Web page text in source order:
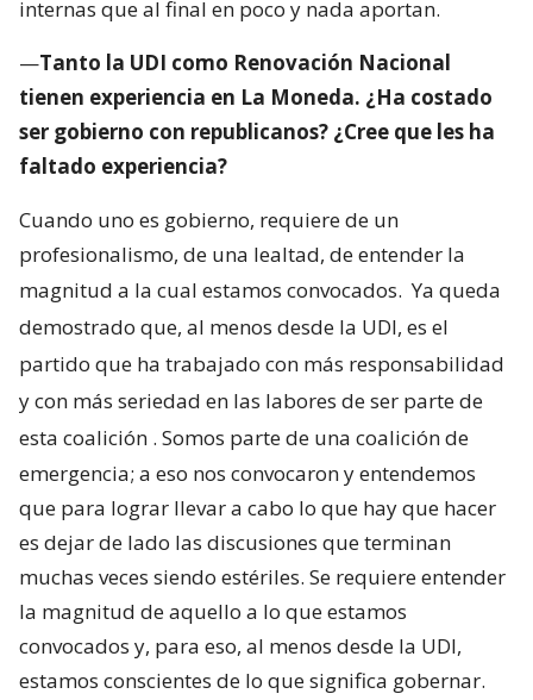
internas que al final en poco y nada aportan.
—Tanto la UDI como Renovación Nacional
tienen experiencia en La Moneda. ¿Ha costado
ser gobierno con republicanos? ¿Cree que les ha
faltado experiencia?
Cuando uno es gobierno, requiere de un
profesionalismo, de una lealtad, de entender la
magnitud a la cual estamos convocados. Ya queda
demostrado que, al menos desde la UDI, es el
partido que ha trabajado con más responsabilidad
y con más seriedad en las labores de ser parte de
esta coalición . Somos parte de una coalición de
emergencia; a eso nos convocaron y entendemos
que para lograr llevar a cabo lo que hay que hacer
es dejar de lado las discusiones que terminan
muchas veces siendo estériles. Se requiere entender
la magnitud de aquello a lo que estamos
convocados y, para eso, al menos desde la UDI,
estamos conscientes de lo que significa gobernar.